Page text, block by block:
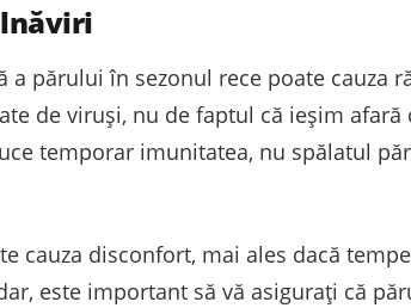
părului în sezonul rece poate cauza
de viruși, nu de faptul că ieșim afară
temporar imunitatea, nu spălatul
cauza disconfort, mai ales dacă
este important să vă asigurați că